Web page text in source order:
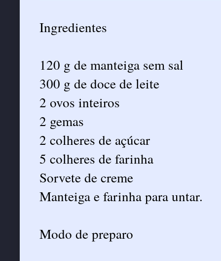
Ingredientes
120 g de manteiga sem sal
300 g de doce de leite
2 ovos inteiros
2 gemas
2 colheres de açúcar
5 colheres de farinha
Sorvete de creme
Manteiga e farinha para untar.
Modo de preparo